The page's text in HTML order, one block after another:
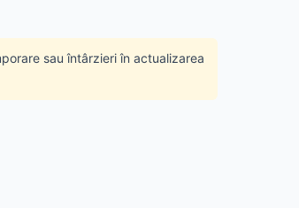
sau întârzieri în actualizarea